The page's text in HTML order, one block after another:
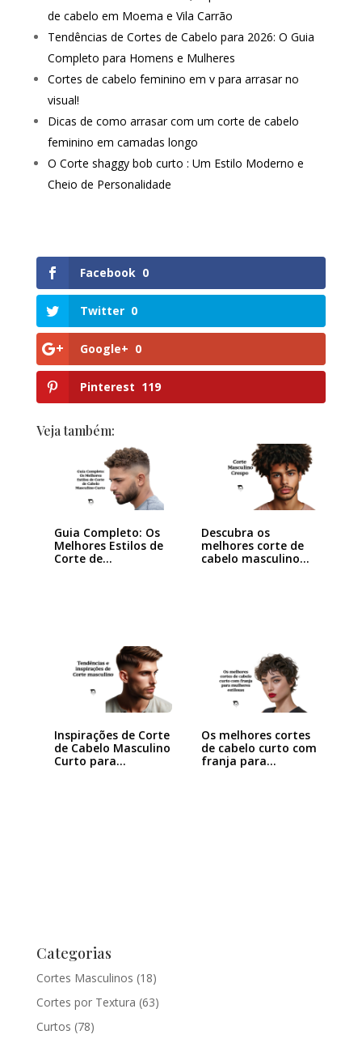
de cabelo em Moema e Vila Carrão
Tendências de Cortes de Cabelo para 2026: O Guia
Completo para Homens e Mulheres
Cortes de cabelo feminino em v para arrasar no
visual!
Dicas de como arrasar com um corte de cabelo
feminino em camadas longo
O Corte shaggy bob curto : Um Estilo Moderno e
Cheio de Personalidade
Facebook 0
Twitter 0
Google+ 0
Pinterest 119
Veja também:
Guia Completo: Os
Melhores Estilos de
Corte de…
Descubra os
melhores corte de
cabelo masculino…
Inspirações de Corte
de Cabelo Masculino
Curto para…
Os melhores cortes
de cabelo curto com
franja para…
Categorias
Cortes Masculinos (18)
Cortes por Textura (63)
Curtos (78)